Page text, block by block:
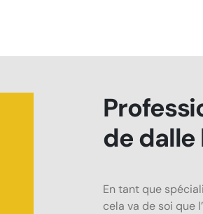
de
En tant que
cela va de soi que